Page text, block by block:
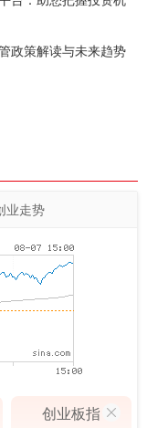
政策解读与未来趋势
业走势
创业板指